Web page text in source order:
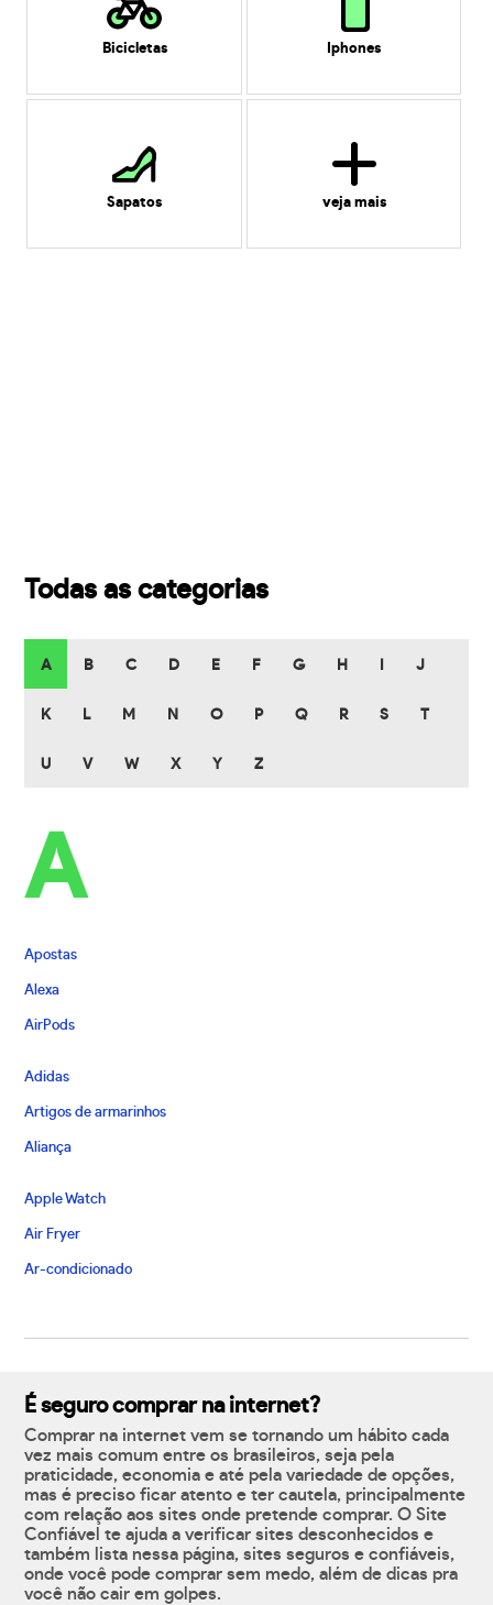
Bicicletas Iphones
Sapatos veja mais
Todas as categorias
A B C D E F G H J
K L M N O P Q R S T
U V W X Y Z
A
Apostas
Alexa
AirPods
Adidas
Artigos de armarinhos
Aliança
Apple Watch
Air Fryer
Ar-condicionado
É seguro comprar na internet?
Comprar na internet vem se tornando um hábito cada
vez mais comum entre os brasileiros, seja pela
praticidade, economia e até pela variedade de opções,
mas é preciso ficar atento e ter cautela, principalmente
com relação aos sites onde pretende comprar. O Site
Confiável te ajuda a verificar sites desconhecidos e
também lista nessa página, sites seguros e confiáveis,
onde você pode comprar sem medo, além de dicas pra
você não cair em golpes.